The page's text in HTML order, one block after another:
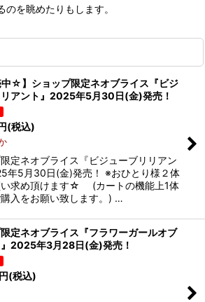
を眺めたりもします。
中☆】ショップ限定ネオブライス『ビジ
リアント』2025年5月30日(金)発売！
(税込)
定ネオブライス『ビジューブリリアン
年5月30日(金)発売！ ※おひとり様２体
い求め頂けます☆ (カートの機能上1体
入をお願い致します。) …
定ネオブライス『フラワーガールオブ
2025年3月28日(金)発売！
円(税込)